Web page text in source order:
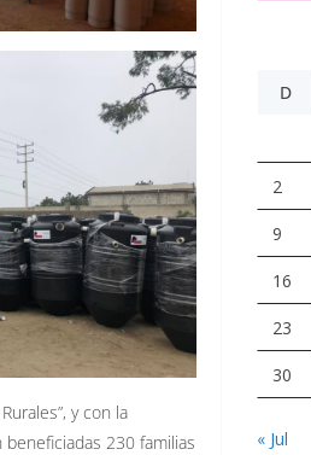
y con la
230 familias
D
2
9
16
23
30
« Jul